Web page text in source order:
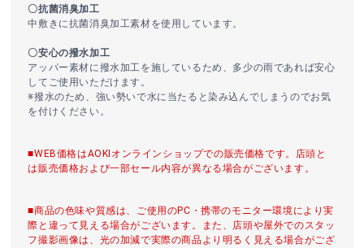
〇抗菌消臭加工
中敷きに抗菌消臭加工素材を使用しています。
〇安心の撥水加工
アッパー素材に撥水加工を施しているため、多少の雨であれば安心
してご使用いただけます。
※撥水のため、強い勢いで水に当たると染み込んでしまうのでお気
を付けください。
■WEB価格はAOKIオンラインショップでの販売価格です。店頭と
は販売価格および一部セール内容が異なる場合がございます。
■商品の色味や質感は、ご使用のPC・携帯のモニター環境により実
際と違って見える場合がございます。また、店頭や屋外でのスタッ
フ撮影画像は、光の加減で実際の商品より明るく見える場合がござ